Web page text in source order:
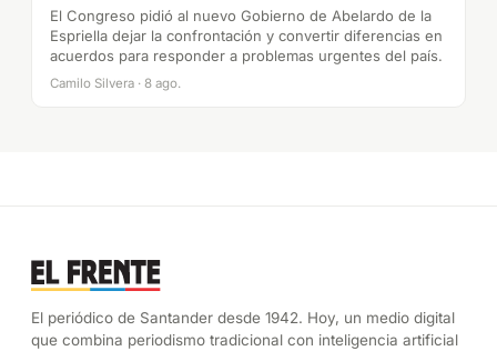
El Congreso pidió al nuevo Gobierno de Abelardo de la
Espriella dejar la confrontación y convertir diferencias en
acuerdos para responder a problemas urgentes del país.
Camilo Silvera · 8 ago.
El periódico de Santander desde 1942. Hoy, un medio digital
que combina periodismo tradicional con inteligencia artificial